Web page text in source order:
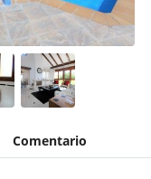
Comentario